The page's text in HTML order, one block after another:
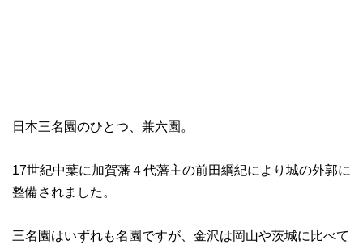
日本三名園のひとつ、兼六園。
17世紀中葉に加賀藩４代藩主の前田綱紀により城の外郭に
整備されました。
三名園はいずれも名園ですが、金沢は岡山や茨城に比べて